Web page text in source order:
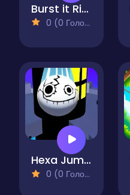
Burst it Right
0 (0 Голосів)
Hexa Jump ASMR
0 (0 Голосів)